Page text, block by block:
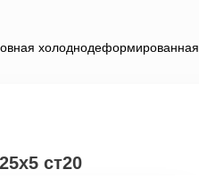
холоднодеформированная
ст20